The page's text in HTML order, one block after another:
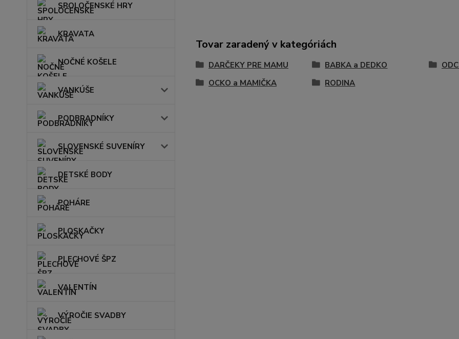
SPOLOČENSKÉ HRY
KRAVATA
NOČNÉ KOŠELE
VANKÚŠE
PODBRADNÍKY
SLOVENSKÉ SUVENÍRY
DETSKÉ BODY
POHÁRE
PLOSKAČKY
PLECHOVÉ ŠPZ
VALENTÍN
VÝROČIE SVADBY
Tovar zaradený v kategóriách
DARČEKY PRE MAMU BABKA a DEDKO
OCKO a MAMIČKA
RODINA